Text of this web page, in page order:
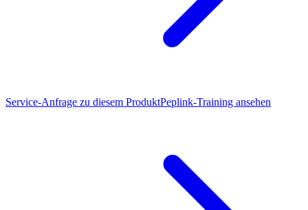
Service-Anfrage zu diesem ProduktPeplink-Training ansehen